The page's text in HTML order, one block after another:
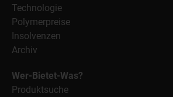
Technologie
Polymerpreise
Insolvenzen
Archiv
Wer-Bietet-Was?
Produktsuche